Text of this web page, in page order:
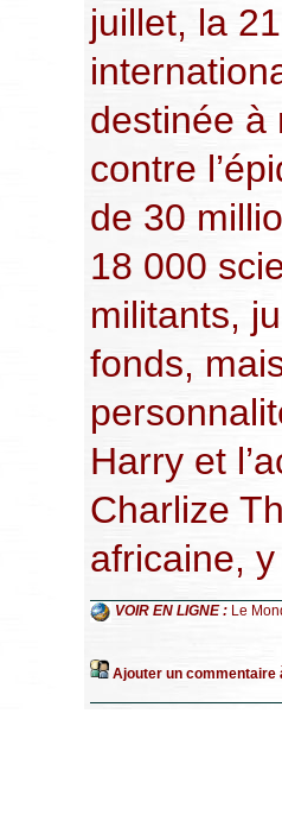
juillet, la
destinée à
contre
de 30
18 000
militants,
fonds,
Harry et
Charlize
africaine,
VOIR EN LIGNE : Le
Ajouter un commentaire